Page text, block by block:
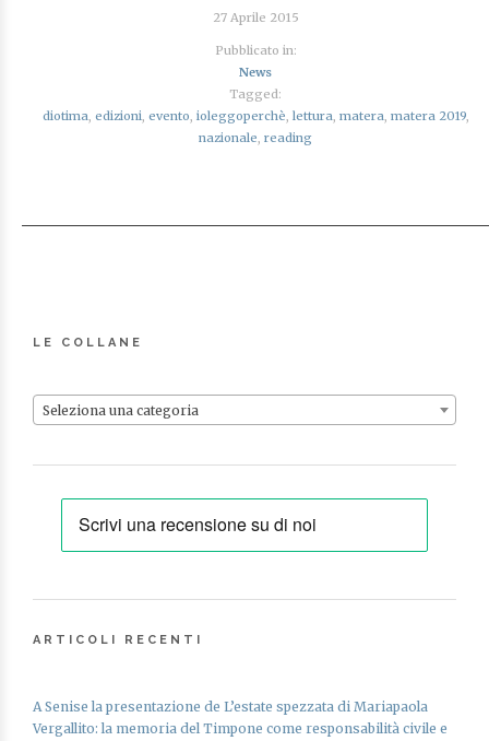
27 Aprile 2015
Pubblicato in:
News
Tagged:
diotima, edizioni, evento, ioleggoperchè, lettura, matera, matera 2019,
nazionale, reading
LE COLLANE
Seleziona una categoria
ARTICOLI RECENTI
A Senise la presentazione de L’estate spezzata di Mariapaola
Vergallito: la memoria del Timpone come responsabilità civile e